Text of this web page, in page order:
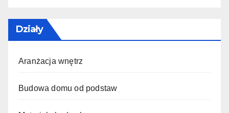
Działy
Aranżacja wnętrz
Budowa domu od podstaw